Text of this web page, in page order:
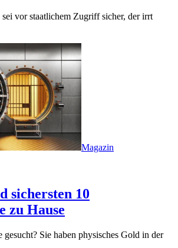
vor staatlichem Zugriff sicher, der irrt
Magazin
sichersten 10
zu Hause
gesucht? Sie haben physisches Gold in der